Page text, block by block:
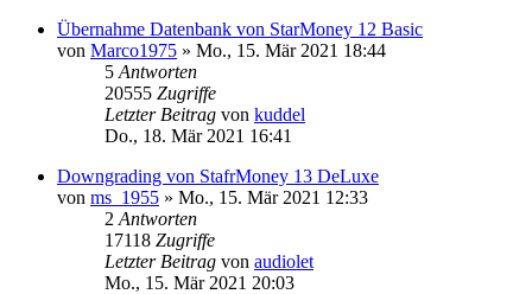
Übernahme Datenbank von StarMoney 12 Basic
von Marco1975 » Mo., 15. Mär 2021 18:44
5 Antworten
20555 Zugriffe
Letzter Beitrag von kuddel
Do., 18. Mär 2021 16:41
Downgrading von StafrMoney 13 DeLuxe
von ms_1955 » Mo., 15. Mär 2021 12:33
2 Antworten
17118 Zugriffe
Letzter Beitrag von audiolet
Mo., 15. Mär 2021 20:03